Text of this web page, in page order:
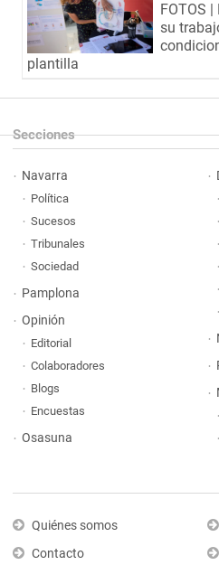
FOTOS
su
plantilla
Secciones
Navarra
Política
Sucesos
Tribunales
Sociedad
Pamplona
Opinión
Editorial
Colaboradores
Blogs
Encuestas
Osasuna
Quiénes somos
Contacto